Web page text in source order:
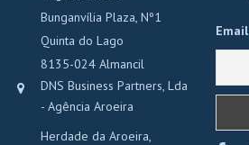
Bunganvília Plaza, Nº1
Quinta do Lago
8135-024 Almancil
DNS Business Partners, Lda
- Agência Aroeira
Herdade da Aroeira,
Email